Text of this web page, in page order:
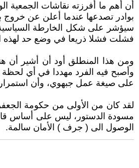
أن أهم ما أفرزته نقاشات الجمعية
بوادر تصدعها عندما أعلن عن خروج
سيؤشر على شكل الخارطة
فشلت فشلا ذريعا في وضع حد لهذه
ومن هذا المنطلق أود أن أشير أن
وأصبح فيه الفرد مهددا في أي لحظة
على صيغة عمل جبهوي، وأن
لقد كان من الأولى من حكومة
مسودة الدستور، ليس على أساس
الوصول الى ( جرف ) الأمان سالمة.